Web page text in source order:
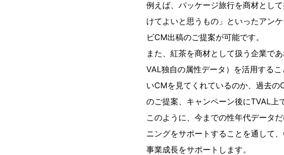
例えば、パッケージ旅行を商材とし
けてよいと思うもの」といったアン
ビCM出稿のご提案が可能です。
また、紅茶を商材として扱う企業で
VAL独自の属性データ）を活用する
いCMを見てくれているのか、過去
のご提案、キャンペーン後にTVAL上
このように、今までの性年代データ
ニングをサポートすることを通して
事業成長をサポートします。